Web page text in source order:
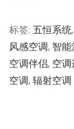
标签: 五恒系统,
风感空调, 智
空调伴侣, 空
空调,辐射空调